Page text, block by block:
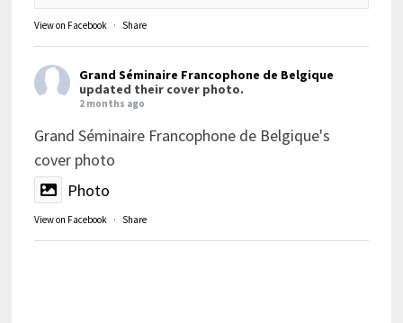
View on Facebook · Share
Grand Séminaire Francophone de Belgique
updated their cover photo.
2 months ago
Grand Séminaire Francophone de Belgique's
cover photo
Photo
View on Facebook · Share